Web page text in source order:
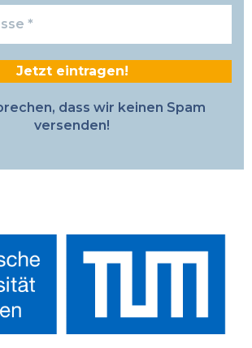
dass wir keinen Spam
versenden!